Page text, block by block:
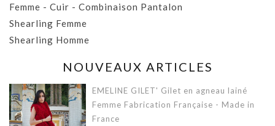
Femme - Cuir - Combinaison Pantalon
Shearling Femme
Shearling Homme
NOUVEAUX ARTICLES
EMELINE GILET' Gilet en agneau lainé
Femme Fabrication Française - Made in
France